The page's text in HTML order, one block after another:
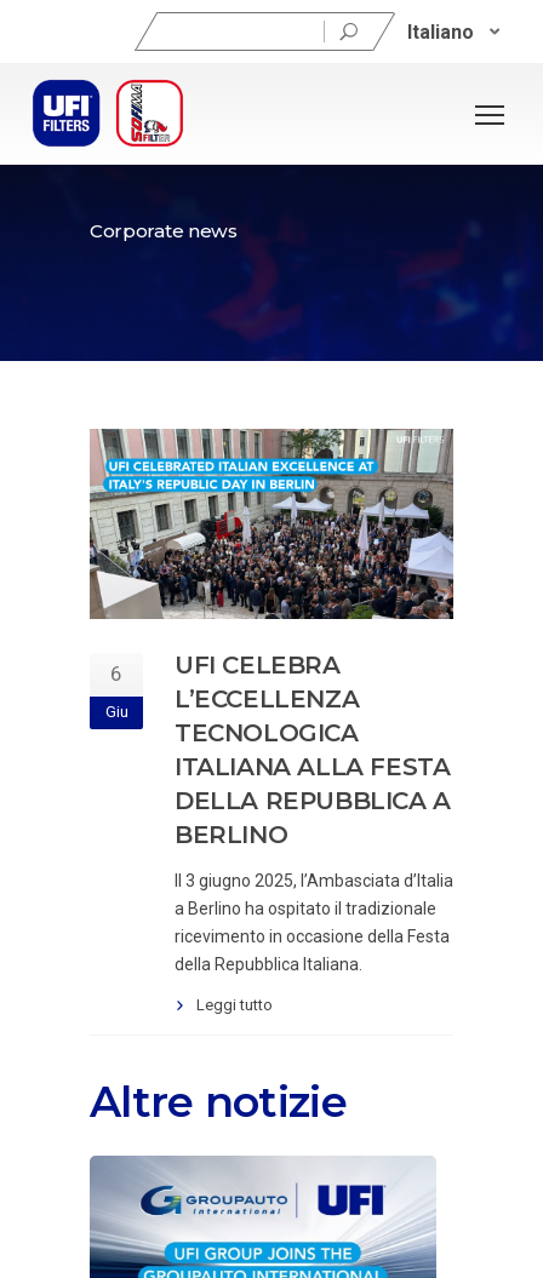
Ricerca
per:
Italiano
Corporate news
6
Giu
UFI CELEBRA
L’ECCELLENZA
TECNOLOGICA
ITALIANA ALLA FESTA
DELLA REPUBBLICA A
BERLINO
Il 3 giugno 2025, l’Ambasciata d’Italia
a Berlino ha ospitato il tradizionale
ricevimento in occasione della Festa
della Repubblica Italiana.
Leggi tutto
Altre notizie